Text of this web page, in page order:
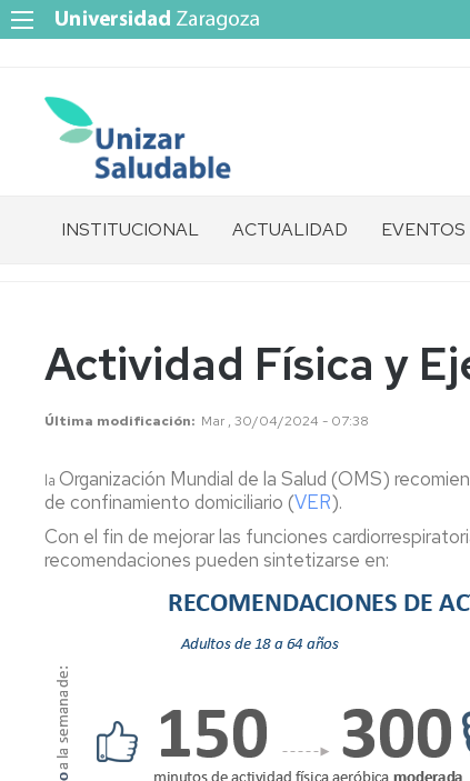
INSTITUCIONAL
es
Unizar
Plan
estratégico
Transparencia
Protección
de
datos
ACTUALIDAD EVENTOS
Actividad Física y
Última modificación Mar , 30/04/2024 - 07:38
la Organización Mundial de la Salud (OMS)
de confinamiento domiciliario (VER).
Con el fin de mejorar las funciones
recomendaciones pueden sintetizarse en: